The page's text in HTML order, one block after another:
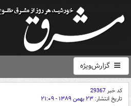
گزارش‌ویژه
کد خبر29367
تاریخ انتشار: ۲۳ بهمن ۱۳۸۹ - ۲۱:۰۹